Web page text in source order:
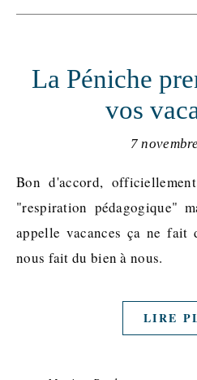
La Péniche
vos
7
Bon d'accord, officiellement il ne s'agit que d'une
"respiration pédagogique"
appelle vacances ça ne fait
nous fait du bien à nous.
LIRE